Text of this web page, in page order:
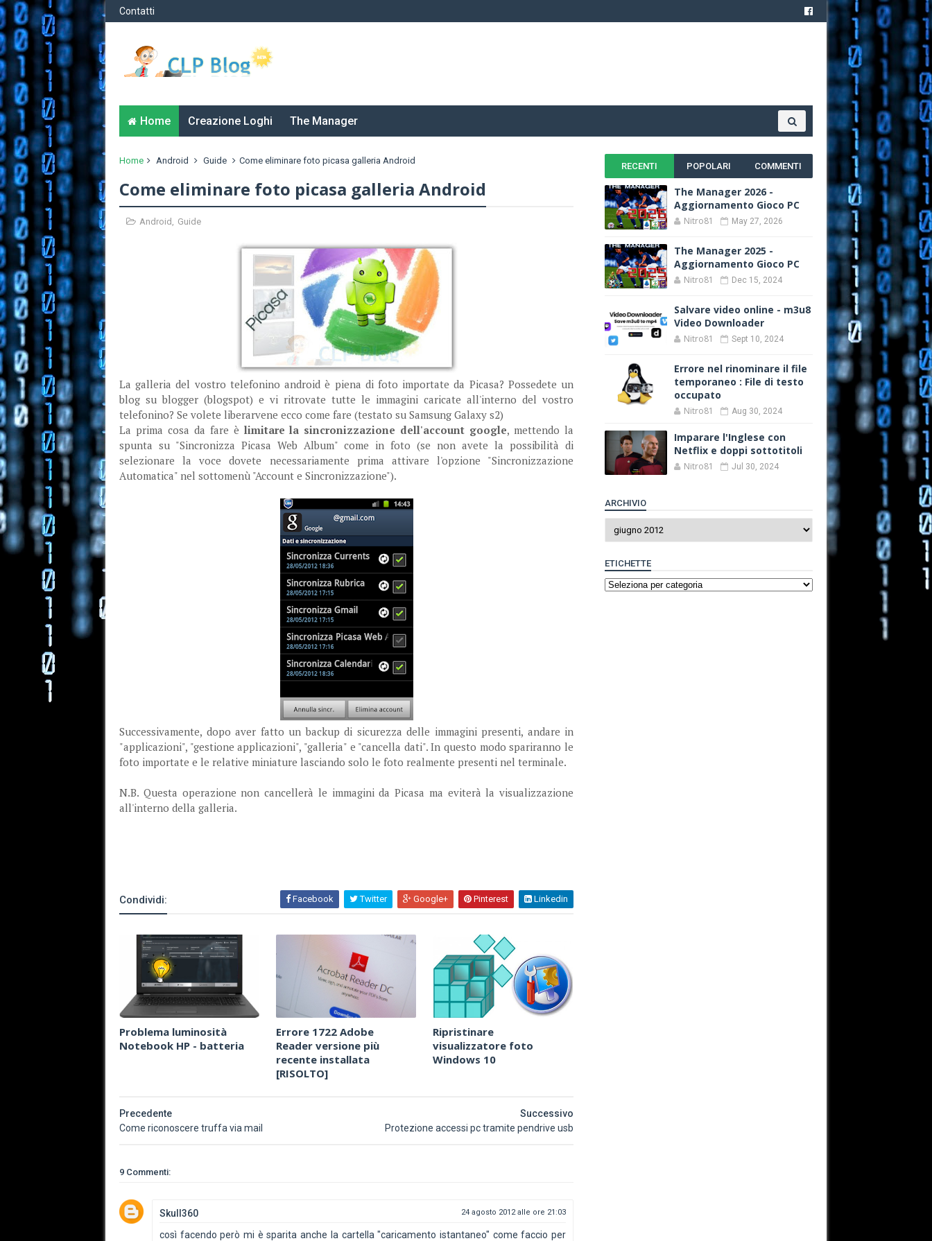
Contatti
Home Creazione Loghi The Manager
Home Android Guide Come eliminare foto picasa galleria Android
Come eliminare foto picasa galleria Android
Android , Guide
La galleria del vostro telefonino android è piena di foto importate da Picasa? Possedete un
blog su blogger (blogspot) e vi ritrovate tutte le immagini caricate all'interno del vostro
telefonino? Se volete liberarvene ecco come fare (testato su Samsung Galaxy s2)
La prima cosa da fare è limitare la sincronizzazione dell'account google, mettendo la
spunta su "Sincronizza Picasa Web Album" come in foto (se non avete la possibilità di
selezionare la voce dovete necessariamente prima attivare l'opzione "Sincronizzazione
Automatica" nel sottomenù "Account e Sincronizzazione").
Successivamente, dopo aver fatto un backup di sicurezza delle immagini presenti, andare in
"applicazioni", "gestione applicazioni", "galleria" e "cancella dati". In questo modo spariranno le
foto importate e le relative miniature lasciando solo le foto realmente presenti nel terminale.
N.B. Questa operazione non cancellerà le immagini da Picasa ma eviterà la visualizzazione
all'interno della galleria.
Condividi: Facebook Twitter Google+ Pinterest Linkedin
Problema luminosità
Notebook HP - batteria
Errore 1722 Adobe
Reader versione più
recente installata
[RISOLTO]
Ripristinare
visualizzatore foto
Windows 10
Successivo
Protezione accessi pc tramite pendrive usb
Precedente
Come riconoscere truffa via mail
9 Commenti:
Skull360 24 agosto 2012 alle ore 21:03
così facendo però mi è sparita anche la cartella "caricamento istantaneo" come faccio per
RECENTI POPOLARI COMMENTI
The Manager 2026 -
Aggiornamento Gioco PC
Nitro81 May 27, 2026
The Manager 2025 -
Aggiornamento Gioco PC
Nitro81 Dec 15, 2024
Salvare video online - m3u8
Video Downloader
Nitro81 Sept 10, 2024
Errore nel rinominare il file
temporaneo : File di testo
occupato
Nitro81 Aug 30, 2024
Imparare l'Inglese con
Netflix e doppi sottotitoli
Nitro81 Jul 30, 2024
ARCHIVIO
ETICHETTE